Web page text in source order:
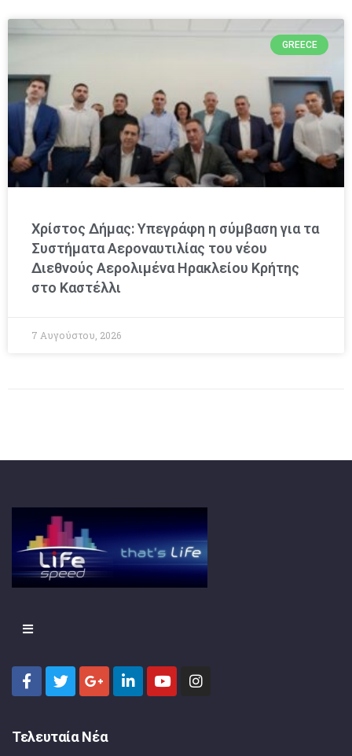
GREECE
Χρίστος Δήμας: Υπεγράφη η σύμβαση για τα
Συστήματα Αεροναυτιλίας του νέου
Διεθνούς Αερολιμένα Ηρακλείου Κρήτης
στο Καστέλλι
7 Αυγούστου, 2026
Τελευταία Νέα